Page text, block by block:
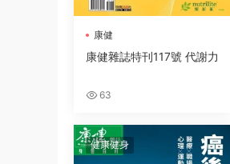
康健
康健雜誌特刊117號 代謝力
63
健康健身